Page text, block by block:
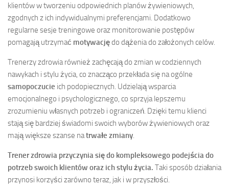
klientów w tworzeniu odpowiednich planów żywieniowych,
zgodnych z ich indywidualnymi preferencjami. Dodatkowo
regularne sesje treningowe oraz monitorowanie postępów
pomagają utrzymać motywacjędo dążenia do założonych celów.
Trenerzy zdrowia również zachęcają do zmian w codziennych
nawykach i stylu życia, co znacząco przekłada się na ogólne
samopoczucie ich podopiecznych. Udzielają wsparcia
emocjonalnego i psychologicznego, co sprzyja lepszemu
zrozumieniu własnych potrzeb i ograniczeń. Dzięki temu klienci
stają się bardziej świadomi swoich wyborów żywieniowych oraz
mają większe szanse natrwałe zmiany.
Trener zdrowia przyczynia się do kompleksowego podejścia do
potrzeb swoich klientów oraz ich stylu życia. Taki sposób działania
przynosi korzyści zarówno teraz, jak i w przyszłości.